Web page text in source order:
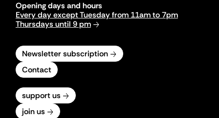
Opening days and hours
Every day except Tuesday from 11am to 7pm
Thursdays until 9 pm
Newsletter subscription
Contact
support us
join us